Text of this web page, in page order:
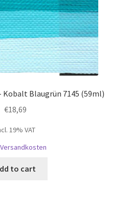
Kobalt Blaugrün 7145 (59ml)
€18,69
19% VAT
Versandkosten
to cart